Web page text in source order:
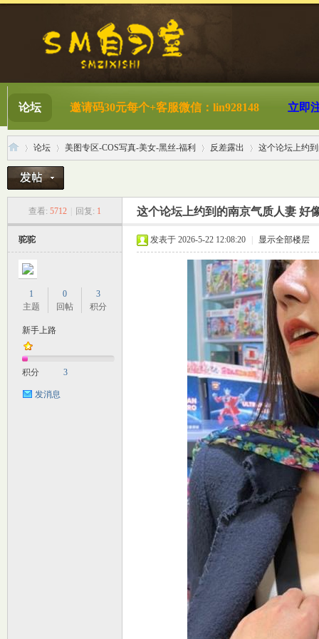
论坛 邀请码30元每个+客服微信：lin928148 立即
论坛
›
美图专区-COS写真-美女-黑丝-福利
›
反差露出
›
这个论坛上约
查看: 5712 回复: 1 这个论坛上约到的南京气质人妻 好
驼驼
1
主题
0
回帖
3
积分
新手上路
积分 3
发消息
发表于 2026-5-22 12:08:20 显示全部楼层